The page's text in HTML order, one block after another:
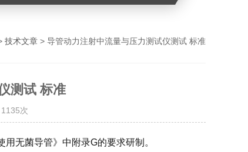
技术文章 > 导管动力注射中流量与压力测试仪测试 标准
测试 标准
次
无菌导管》中附录G的要求研制。